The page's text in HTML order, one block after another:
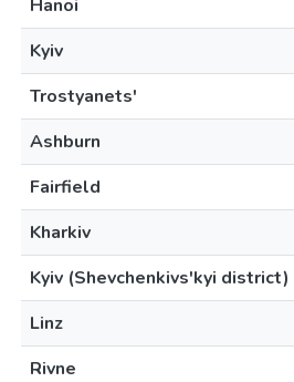
Hanoi
Kyiv
Trostyanets'
Ashburn
Fairfield
Kharkiv
Kyiv (Shevchenkivs'kyi district)
Linz
Rivne